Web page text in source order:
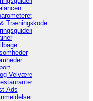
Træningskode
Velvære
Ads